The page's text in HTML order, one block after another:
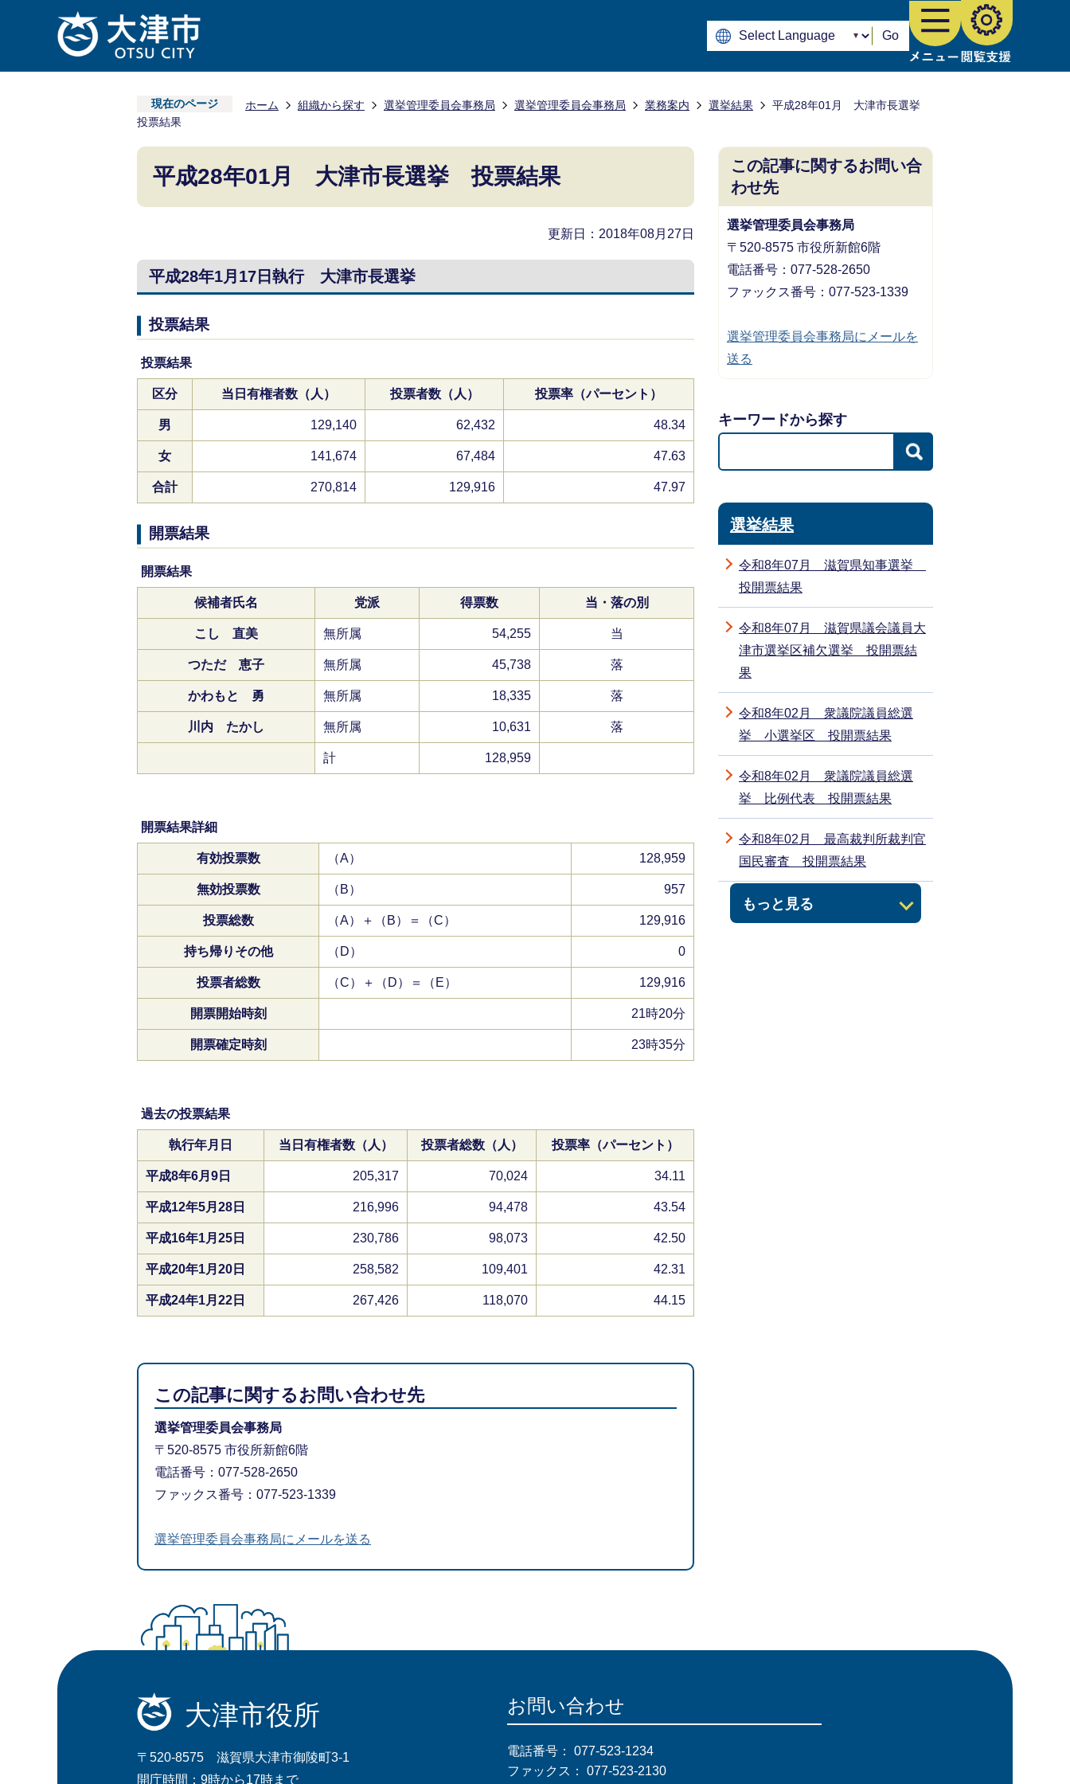
Go
現在のページ ホーム 組織から探す 選挙管理委員会事務局 選挙管理委員会事務局 業務案内 選挙結果
平成28年01月 大津市長選挙
投票結果
平成28年01月 大津市長選挙 投票結果
更新日：2018年08月27日
平成28年1月17日執行 大津市長選挙
投票結果
投票結果
区分 当日有権者数（人） 投票者数（人） 投票率（パーセント）
男 129,140 62,432 48.34
女 141,674 67,484 47.63
合計 270,814 129,916 47.97
開票結果
開票結果
候補者氏名 党派 得票数 当・落の別
こし 直美 無所属 54,255 当
つただ 恵子 無所属 45,738 落
かわもと 勇 無所属 18,335 落
川内 たかし 無所属 10,631 落
計 128,959
開票結果詳細
有効投票数 （A） 128,959
無効投票数 （B） 957
投票総数 （A）＋（B）＝（C） 129,916
持ち帰りその他 （D） 0
投票者総数 （C）＋（D）＝（E） 129,916
開票開始時刻 21時20分
開票確定時刻 23時35分
過去の投票結果
執行年月日 当日有権者数（人） 投票者総数（人） 投票率（パーセント）
平成8年6月9日 205,317 70,024 34.11
平成12年5月28日 216,996 94,478 43.54
平成16年1月25日 230,786 98,073 42.50
平成20年1月20日 258,582 109,401 42.31
平成24年1月22日 267,426 118,070 44.15
この記事に関するお問い合わせ先
選挙管理委員会事務局
〒520-8575 市役所新館6階
電話番号：077-528-2650
ファックス番号：077-523-1339
選挙管理委員会事務局にメールを送る
この記事に関するお問い合
わせ先
選挙管理委員会事務局
〒520-8575 市役所新館6階
電話番号：077-528-2650
ファックス番号：077-523-1339
選挙管理委員会事務局にメールを
送る
キーワードから探す
選挙結果
令和8年07月 滋賀県知事選挙
投開票結果
令和8年07月 滋賀県議会議員大
津市選挙区補欠選挙 投開票結
果
令和8年02月 衆議院議員総選
挙 小選挙区 投開票結果
もっと見る
令和8年02月 衆議院議員総選
挙 比例代表 投開票結果
令和8年02月 最高裁判所裁判官
国民審査 投開票結果
大津市役所
〒520-8575 滋賀県大津市御陵町3-1
開庁時間：9時から17時まで
お問い合わせ
電話番号： 077-523-1234
ファックス： 077-523-2130